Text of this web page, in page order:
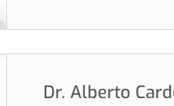
Dr. Alberto